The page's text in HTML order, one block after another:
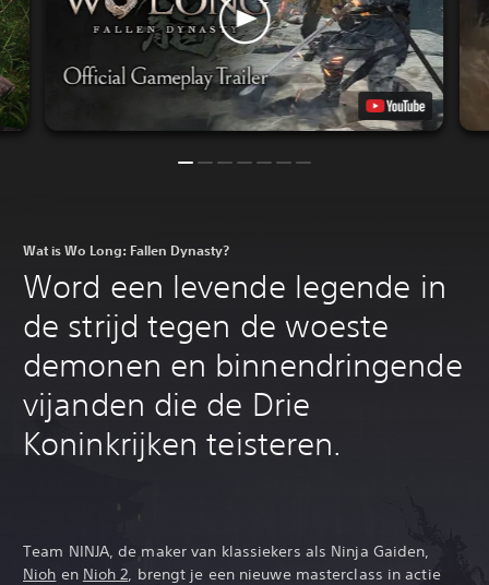
Wat is Wo Long: Fallen Dynasty?
Word een levende legende in
de strijd tegen de woeste
demonen en binnendringende
vijanden die de Drie
Koninkrijken teisteren.
Team NINJA, de maker van klassiekers als Ninja Gaiden,
Nioh en Nioh 2, brengt je een nieuwe masterclass in actie